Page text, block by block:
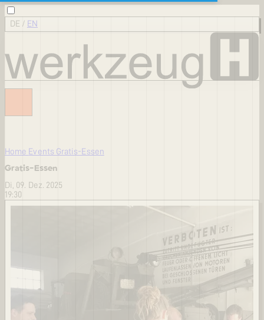
DE / EN
Home Events Gratis-Essen
Gratis-Essen
Di, 09. Dez. 2025
19:30